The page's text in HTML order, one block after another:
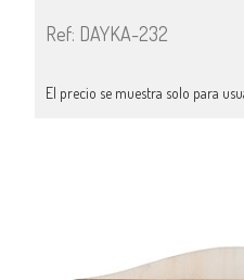
Ref: DAYKA-232
El precio se muestra solo para